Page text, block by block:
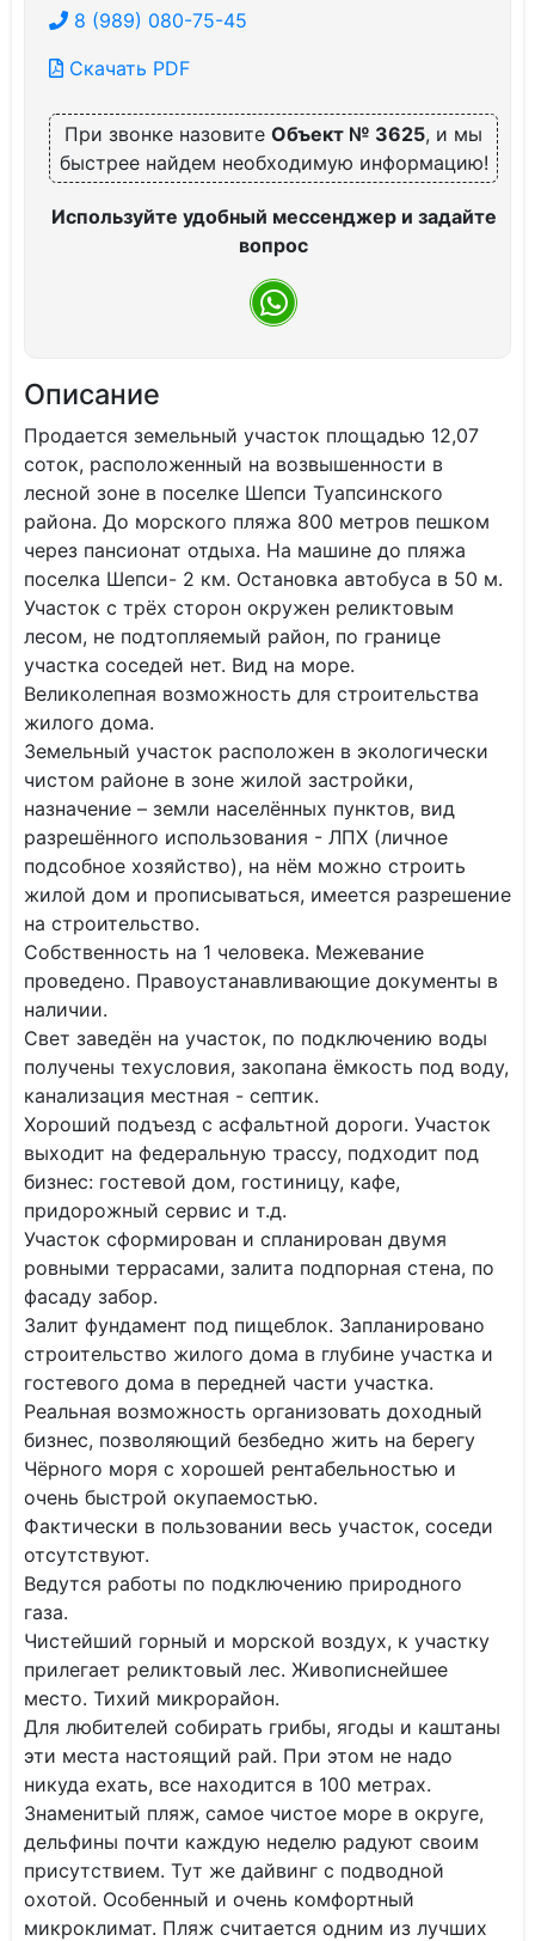
8 (989) 080-75-45
Скачать PDF
При звонке назовите Объект № 3625, и мы
быстрее найдем необходимую информацию!
Используйте удобный мессенджер и задайте
вопрос
Описание
Продается земельный участок площадью 12,07
соток, расположенный на возвышенности в
лесной зоне в поселке Шепси Туапсинского
района. До морского пляжа 800 метров пешком
через пансионат отдыха. На машине до пляжа
поселка Шепси- 2 км. Остановка автобуса в 50 м.
Участок с трёх сторон окружен реликтовым
лесом, не подтопляемый район, по границе
участка соседей нет. Вид на море.
Великолепная возможность для строительства
жилого дома.
Земельный участок расположен в экологически
чистом районе в зоне жилой застройки,
назначение – земли населённых пунктов, вид
разрешённого использования - ЛПХ (личное
подсобное хозяйство), на нём можно строить
жилой дом и прописываться, имеется разрешение
на строительство.
Собственность на 1 человека. Межевание
проведено. Правоустанавливающие документы в
наличии.
Свет заведён на участок, по подключению воды
получены техусловия, закопана ёмкость под воду,
канализация местная - септик.
Хороший подъезд с асфальтной дороги. Участок
выходит на федеральную трассу, подходит под
бизнес: гостевой дом, гостиницу, кафе,
придорожный сервис и т.д.
Участок сформирован и спланирован двумя
ровными террасами, залита подпорная стена, по
фасаду забор.
Залит фундамент под пищеблок. Запланировано
строительство жилого дома в глубине участка и
гостевого дома в передней части участка.
Реальная возможность организовать доходный
бизнес, позволяющий безбедно жить на берегу
Чёрного моря с хорошей рентабельностью и
очень быстрой окупаемостью.
Фактически в пользовании весь участок, соседи
отсутствуют.
Ведутся работы по подключению природного
газа.
Чистейший горный и морской воздух, к участку
прилегает реликтовый лес. Живописнейшее
место. Тихий микрорайон.
Для любителей собирать грибы, ягоды и каштаны
эти места настоящий рай. При этом не надо
никуда ехать, все находится в 100 метрах.
Знаменитый пляж, самое чистое море в округе,
дельфины почти каждую неделю радуют своим
присутствием. Тут же дайвинг с подводной
охотой. Особенный и очень комфортный
микроклимат. Пляж считается одним из лучших